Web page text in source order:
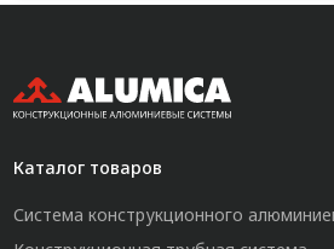
Каталог товаров
Система конструкционного